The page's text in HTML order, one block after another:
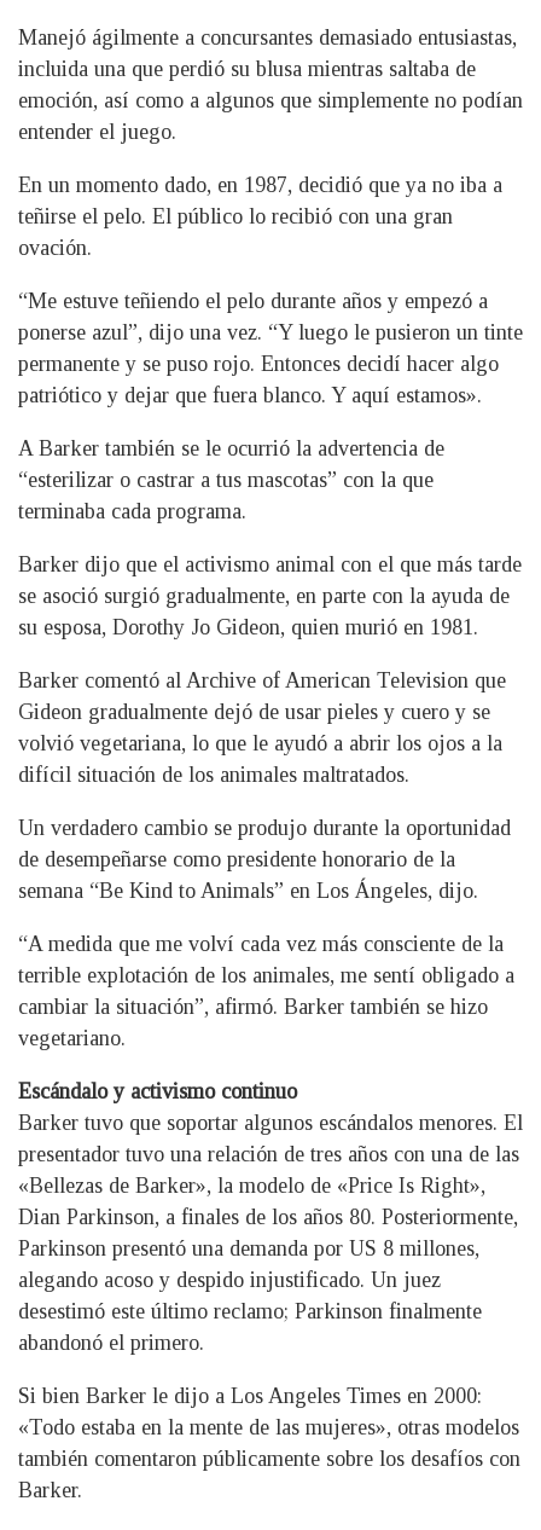
Manejó ágilmente a concursantes demasiado entusiastas,
incluida una que perdió su blusa mientras saltaba de
emoción, así como a algunos que simplemente no podían
entender el juego.
En un momento dado, en 1987, decidió que ya no iba a
teñirse el pelo. El público lo recibió con una gran
ovación.
“Me estuve teñiendo el pelo durante años y empezó a
ponerse azul”, dijo una vez. “Y luego le pusieron un tinte
permanente y se puso rojo. Entonces decidí hacer algo
patriótico y dejar que fuera blanco. Y aquí estamos».
A Barker también se le ocurrió la advertencia de
“esterilizar o castrar a tus mascotas” con la que
terminaba cada programa.
Barker dijo que el activismo animal con el que más tarde
se asoció surgió gradualmente, en parte con la ayuda de
su esposa, Dorothy Jo Gideon, quien murió en 1981.
Barker comentó al Archive of American Television que
Gideon gradualmente dejó de usar pieles y cuero y se
volvió vegetariana, lo que le ayudó a abrir los ojos a la
difícil situación de los animales maltratados.
Un verdadero cambio se produjo durante la oportunidad
de desempeñarse como presidente honorario de la
semana “Be Kind to Animals” en Los Ángeles, dijo.
“A medida que me volví cada vez más consciente de la
terrible explotación de los animales, me sentí obligado a
cambiar la situación”, afirmó. Barker también se hizo
vegetariano.
Escándalo y activismo continuo
Barker tuvo que soportar algunos escándalos menores. El
presentador tuvo una relación de tres años con una de las
«Bellezas de Barker», la modelo de «Price Is Right»,
Dian Parkinson, a finales de los años 80. Posteriormente,
Parkinson presentó una demanda por US 8 millones,
alegando acoso y despido injustificado. Un juez
desestimó este último reclamo; Parkinson finalmente
abandonó el primero.
Si bien Barker le dijo a Los Angeles Times en 2000:
«Todo estaba en la mente de las mujeres», otras modelos
también comentaron públicamente sobre los desafíos con
Barker.